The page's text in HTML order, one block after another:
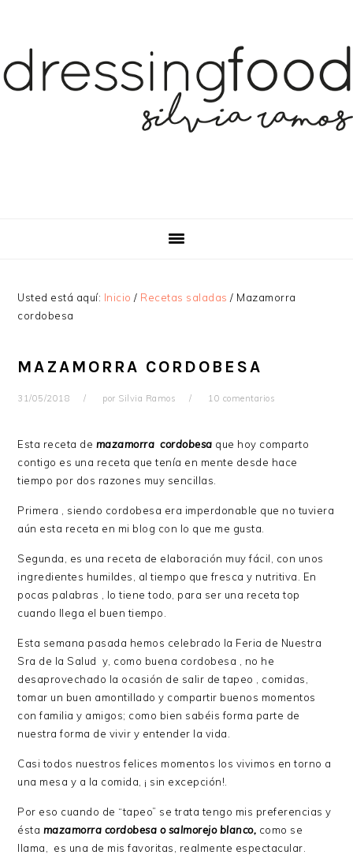
navegación
principal
principal
barra
lateral
Usted está aquí: Inicio / Recetas saladas / Mazamorra
cordobesa
MAZAMORRA CORDOBESA
31/05/2018 por Silvia Ramos 10 comentarios
Esta receta de mazamorra cordobesa que hoy comparto
contigo es una receta que tenía en mente desde hace
tiempo por dos razones muy sencillas.
Primera , siendo cordobesa era imperdonable que no tuviera
aún esta receta en mi blog con lo que me gusta.
Segunda, es una receta de elaboración muy fácil, con unos
ingredientes humildes, al tiempo que fresca y nutritiva. En
pocas palabras , lo tiene todo, para ser una receta top
cuando llega el buen tiempo.
Esta semana pasada hemos celebrado la Feria de Nuestra
Sra de la Salud y, como buena cordobesa , no he
desaprovechado la ocasión de salir de tapeo , comidas,
tomar un buen amontillado y compartir buenos momentos
con familia y amigos; como bien sabéis forma parte de
nuestra forma de vivir y entender la vida.
Casi todos nuestros felices momentos los vivimos en torno a
una mesa y a la comida, ¡ sin excepción!.
Por eso cuando de “tapeo” se trata tengo mis preferencias y
ésta mazamorra cordobesa o salmorejo blanco, como se
llama, es una de mis favoritas, realmente espectacular.